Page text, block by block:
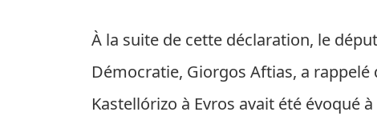
À la suite de cette déclaration, le
Démocratie, Giorgos Aftias, a
Kastellórizo à Evros avait été évoqué